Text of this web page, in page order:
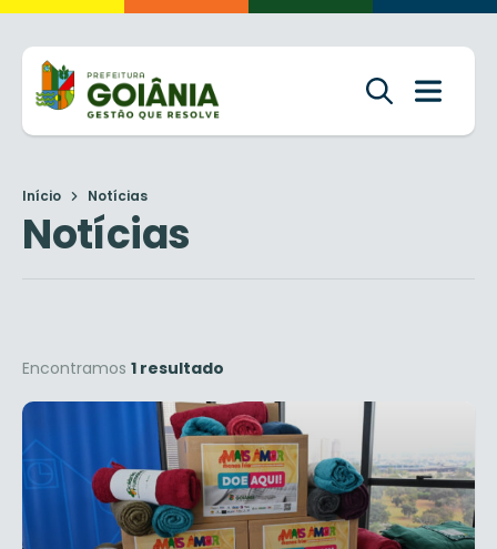
Início Notícias
Notícias
Encontramos 1 resultado